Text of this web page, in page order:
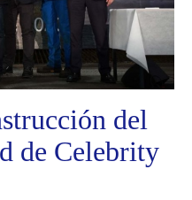
del
de Celebrity